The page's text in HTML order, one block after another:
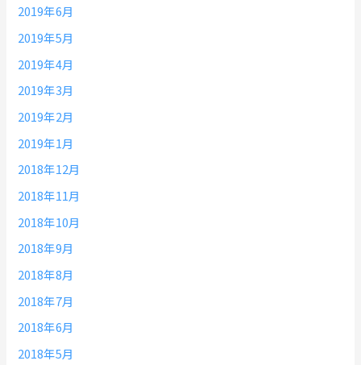
2019年6月
2019年5月
2019年4月
2019年3月
2019年2月
2019年1月
2018年12月
2018年11月
2018年10月
2018年9月
2018年8月
2018年7月
2018年6月
2018年5月